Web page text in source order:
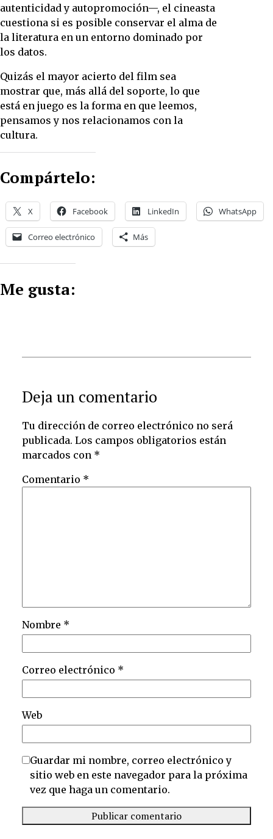
autenticidad y autopromoción—, el cineasta
cuestiona si es posible conservar el alma de
la literatura en un entorno dominado por
los datos.
Quizás el mayor acierto del film sea
mostrar que, más allá del soporte, lo que
está en juego es la forma en que leemos,
pensamos y nos relacionamos con la
cultura.
Compártelo:
X Facebook LinkedIn WhatsApp
Correo electrónico Más
Me gusta:
Deja un comentario
Tu dirección de correo electrónico no será
publicada. Los campos obligatorios están
marcados con *
Comentario *
Nombre *
Correo electrónico *
Web
Guardar mi nombre, correo electrónico y
sitio web en este navegador para la próxima
vez que haga un comentario.